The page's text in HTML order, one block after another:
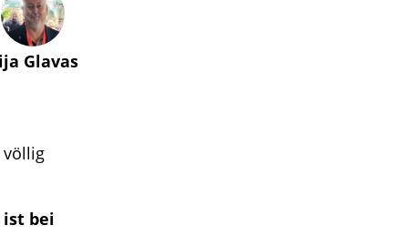
Glavas
völlig
ist bei